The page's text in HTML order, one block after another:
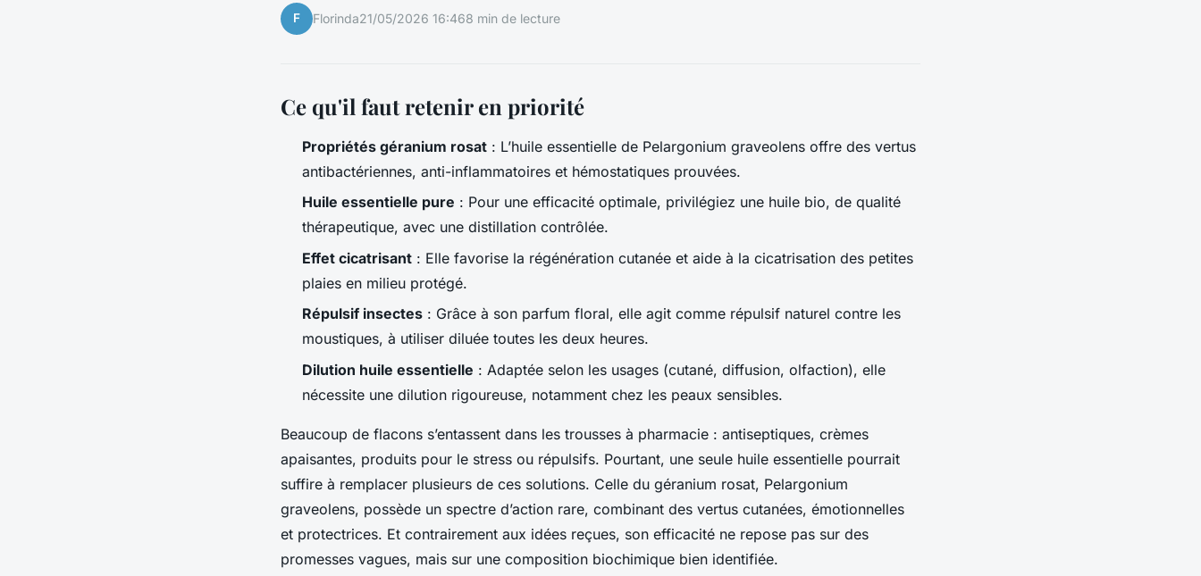
F Florinda21/05/2026 16:468 min de lecture
Ce qu'il faut retenir en priorité
Propriétés géranium rosat : L’huile essentielle de Pelargonium graveolens offre des vertus
antibactériennes, anti-inflammatoires et hémostatiques prouvées.
Huile essentielle pure : Pour une efficacité optimale, privilégiez une huile bio, de qualité
thérapeutique, avec une distillation contrôlée.
Effet cicatrisant : Elle favorise la régénération cutanée et aide à la cicatrisation des petites
plaies en milieu protégé.
Répulsif insectes : Grâce à son parfum floral, elle agit comme répulsif naturel contre les
moustiques, à utiliser diluée toutes les deux heures.
Dilution huile essentielle : Adaptée selon les usages (cutané, diffusion, olfaction), elle
nécessite une dilution rigoureuse, notamment chez les peaux sensibles.
Beaucoup de flacons s’entassent dans les trousses à pharmacie : antiseptiques, crèmes
apaisantes, produits pour le stress ou répulsifs. Pourtant, une seule huile essentielle pourrait
suffire à remplacer plusieurs de ces solutions. Celle du géranium rosat, Pelargonium
graveolens, possède un spectre d’action rare, combinant des vertus cutanées, émotionnelles
et protectrices. Et contrairement aux idées reçues, son efficacité ne repose pas sur des
promesses vagues, mais sur une composition biochimique bien identifiée.